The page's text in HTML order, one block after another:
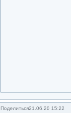
Поделиться21.06.20 15:22